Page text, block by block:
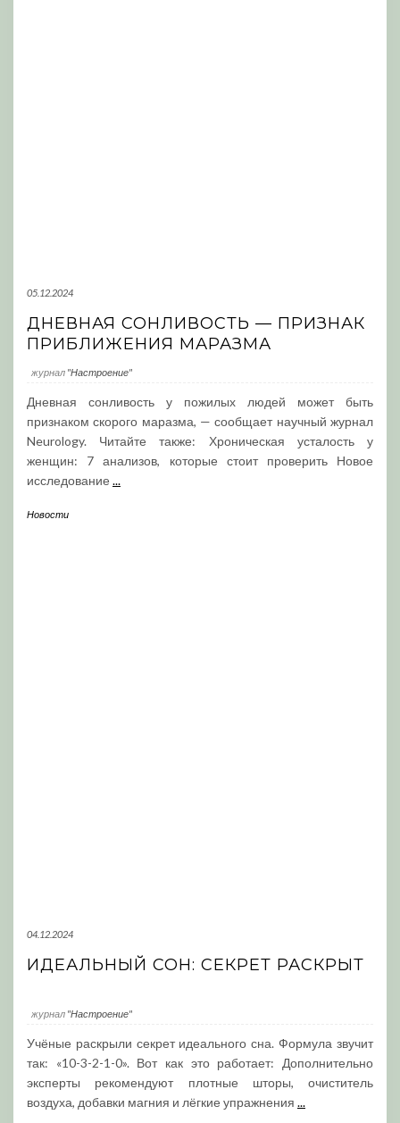
05.12.2024
ДНЕВНАЯ СОНЛИВОСТЬ — ПРИЗНАК
ПРИБЛИЖЕНИЯ МАРАЗМА
журнал "Настроение"
Дневная сонливость у пожилых людей может быть
признаком скорого маразма, — сообщает научный журнал
Neurology. Читайте также: Хроническая усталость у
женщин: 7 анализов, которые стоит проверить Новое
исследование ...
Новости
04.12.2024
ИДЕАЛЬНЫЙ СОН: СЕКРЕТ РАСКРЫТ
журнал "Настроение"
Учёные раскрыли секрет идеального сна. Формула звучит
так: «10-3-2-1-0». Вот как это работает: Дополнительно
эксперты рекомендуют плотные шторы, очиститель
воздуха, добавки магния и лёгкие упражнения ...